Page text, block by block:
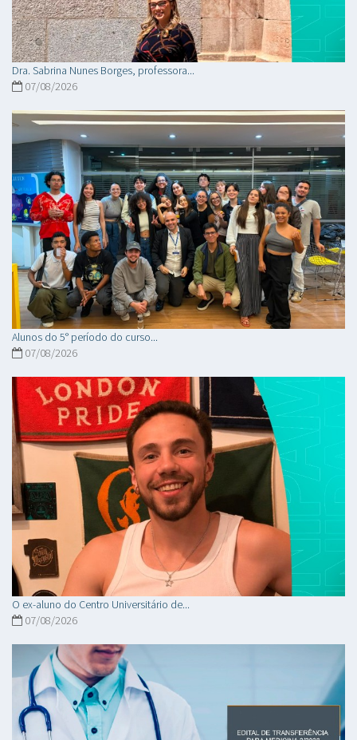
Dra. Sabrina Nunes Borges, professora...
07/08/2026
Alunos do 5° período do curso...
07/08/2026
O ex-aluno do Centro Universitário de...
07/08/2026